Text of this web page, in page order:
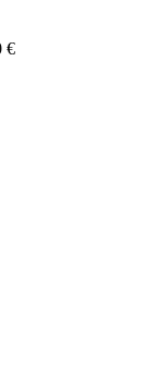
€